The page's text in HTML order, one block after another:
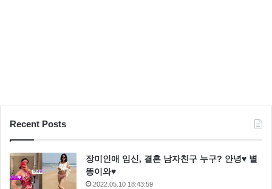
Recent Posts
장미인애 임신, 결혼 남자친구 누구? 안녕♥ 별
똥이와♥
2022.05.10 18:43:59